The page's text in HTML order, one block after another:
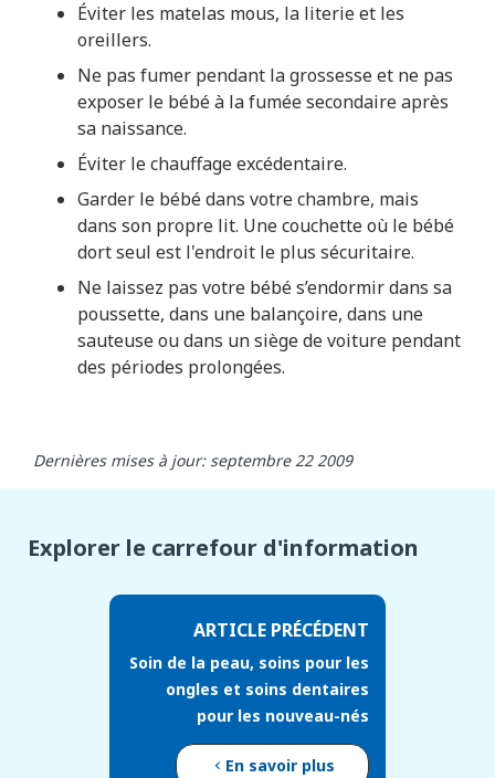
Éviter les matelas mous, la literie et les
oreillers.
Ne pas fumer pendant la grossesse et ne pas
exposer le bébé à la fumée secondaire après
sa naissance.
Éviter le chauffage excédentaire.
Garder le bébé dans votre chambre, mais
dans son propre lit. Une couchette où le bébé
dort seul est l'endroit le plus sécuritaire.
Ne laissez pas votre bébé s’endormir dans sa
poussette, dans une balançoire, dans une
sauteuse ou dans un siège de voiture pendant
des périodes prolongées.
Dernières mises à jour: septembre 22 2009
Explorer le carrefour d'information
ARTICLE PRÉCÉDENT
Soin de la peau, soins pour les
ongles et soins dentaires
pour les nouveau-nés
En savoir plus